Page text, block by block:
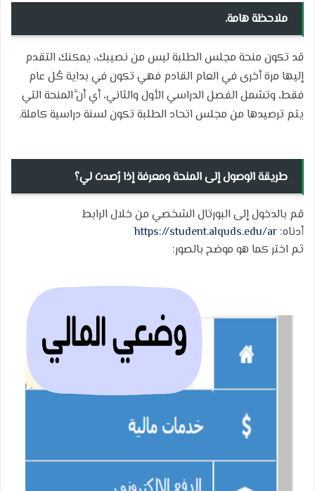
ملاحظة هامة.
قد تكون منحة مجلس الطلبة ليس من نصيبك، يمكنك التقدم
إليها مرة أخرى في العام القادم فهي تكون في بداية كُل عام
فقط، وتشمل الفصل الدراسي الأول والثاني، أي أنَّ المنحة التي
يتم ترصيدها من مجلس اتحاد الطلبة تكون لسنة دراسية كاملة.
طريقة الوصول إلى المنحة ومعرفة إذا رُصدت لي؟
قم بالدخول إلى البورتال الشخصي من خلال الرابط
أدناه: https://student.alquds.edu/ar
ثم اختر كما هو موضح بالصور: